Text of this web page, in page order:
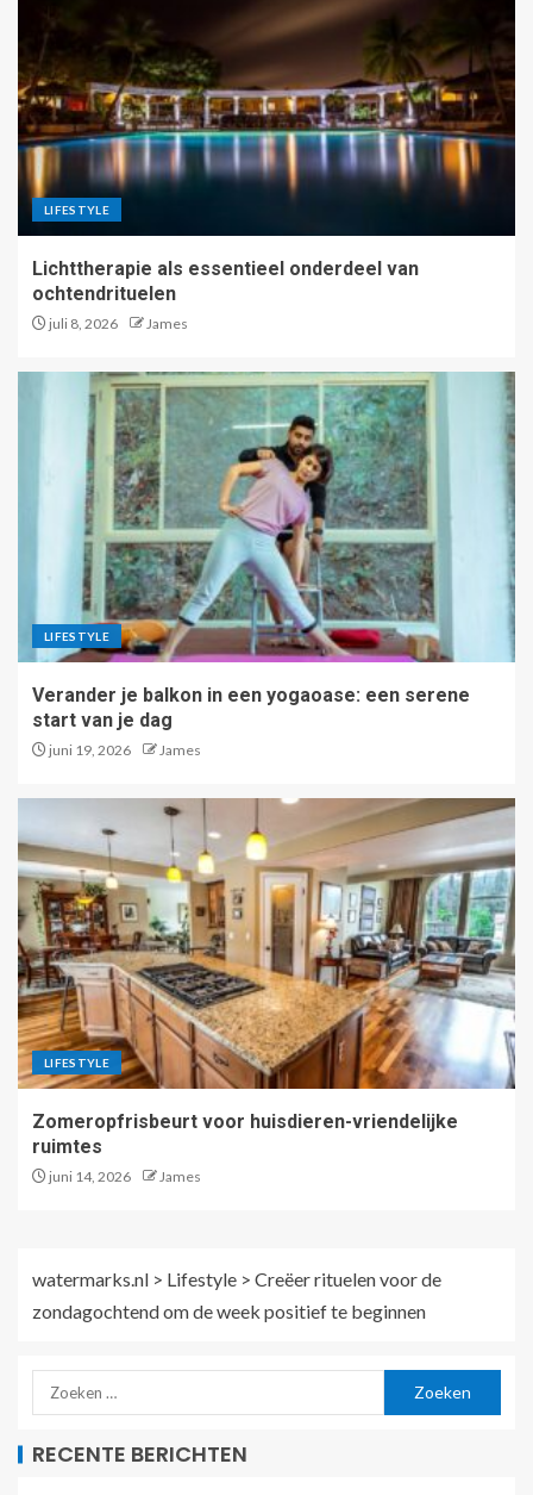
LIFESTYLE
Lichttherapie als essentieel onderdeel van
ochtendrituelen
juli 8, 2026 James
LIFESTYLE
Verander je balkon in een yogaoase: een serene
start van je dag
juni 19, 2026 James
LIFESTYLE
Zomeropfrisbeurt voor huisdieren-vriendelijke
ruimtes
juni 14, 2026 James
watermarks.nl > Lifestyle > Creëer rituelen voor de
zondagochtend om de week positief te beginnen
RECENTE BERICHTEN